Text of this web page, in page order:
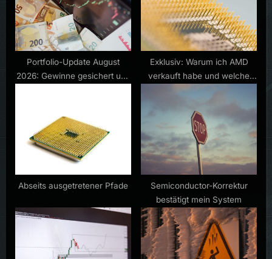
P
o
s
:
Portfolio-Update August
2026: Gewinne gesichert und
Exklusiv: Warum ich AMD
verkauft habe und welche
Aktie ich als nächstes kaufe
Abseits ausgetretener Pfade
Semiconductor-Korrektur
bestätigt mein System